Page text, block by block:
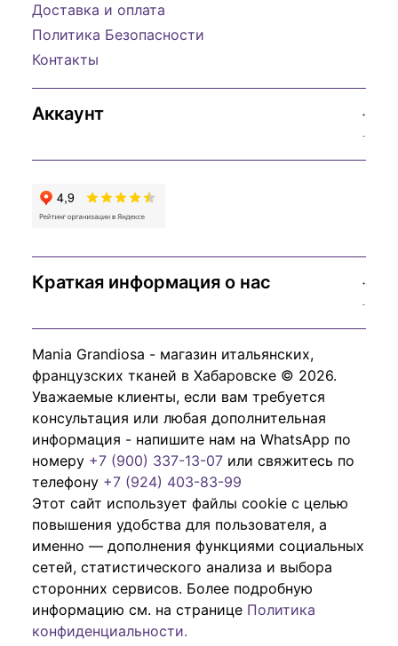
Доставка и оплата
Политика Безопасности
Контакты
Аккаунт
Краткая информация о нас
Mania Grandiosa - магазин итальянских,
французских тканей в Хабаровске © 2026.
Уважаемые клиенты, если вам требуется
консультация или любая дополнительная
информация - напишите нам на WhatsApp по
номеру +7 (900) 337-13-07 или свяжитесь по
телефону +7 (924) 403-83-99
Этот сайт использует файлы cookie с целью
повышения удобства для пользователя, а
именно — дополнения функциями социальных
сетей, статистического анализа и выбора
сторонних сервисов. Более подробную
информацию см. на странице Политика
конфиденциальности.